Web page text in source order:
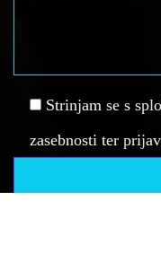
Strinjam se s
zasebnosti ter